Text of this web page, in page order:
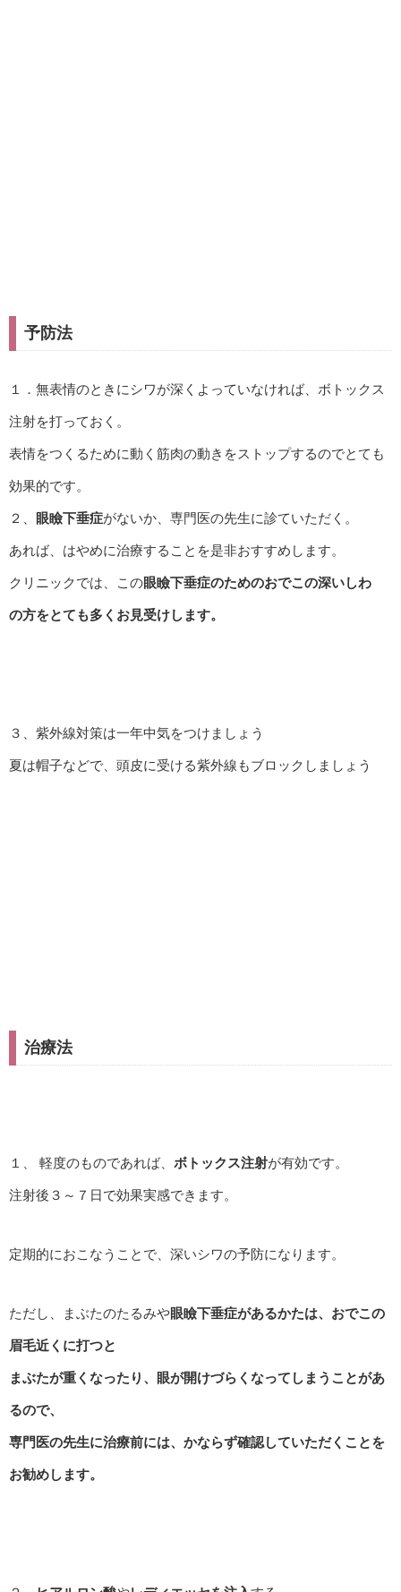
予防法
１．無表情のときにシワが深くよっていなければ、ボトックス
注射を打っておく。
表情をつくるために動く筋肉の動きをストップするのでとても
効果的です。
２、 眼瞼下垂症がないか、専門医の先生に診ていただく。
あれば、はやめに治療することを是非おすすめします。
クリニックでは、この眼瞼下垂症のためのおでこの深いしわ
の方をとても多くお見受けします。
３、紫外線対策は一年中気をつけましょう
夏は帽子などで、頭皮に受ける紫外線もブロックしましょう
治療法
１、 軽度のものであれば、 ボトックス注射が有効です。
注射後３～７日で効果実感できます。
定期的におこなうことで、深いシワの予防になります。
ただし、まぶたのたるみや眼瞼下垂症があるかたは、おでこの
眉毛近くに打つと
まぶたが重くなったり、眼が開けづらくなってしまうことがあ
るので、
専門医の先生に治療前には、かならず確認していただくことを
お勧めします。